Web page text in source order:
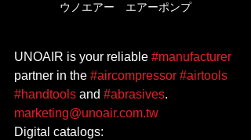
ウノエアー　エアーポンプ
UNOAIR is your reliable #manufacturer
partner in the #aircompressor #airtools
#handtools and #abrasives.
marketing@unoair.com.tw
Digital catalogs: